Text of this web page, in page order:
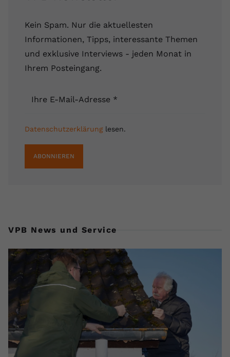
Kein Spam. Nur die aktuellesten
Informationen, Tipps, interessante Themen
und exklusive Interviews - jeden Monat in
Ihrem Posteingang.
Ihre E-Mail-Adresse *
Datenschutzerklärunglesen.
ABONNIEREN
VPB News und Service